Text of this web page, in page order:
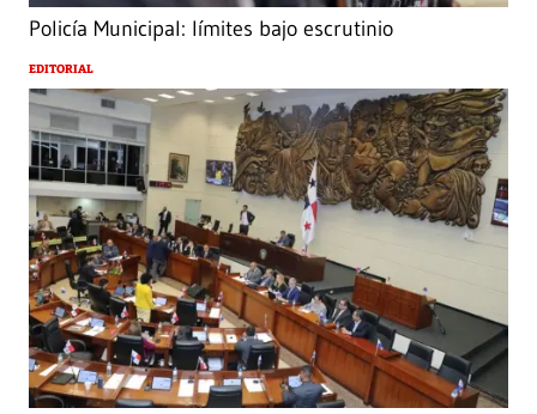
Policía Municipal: límites bajo escrutinio
EDITORIAL